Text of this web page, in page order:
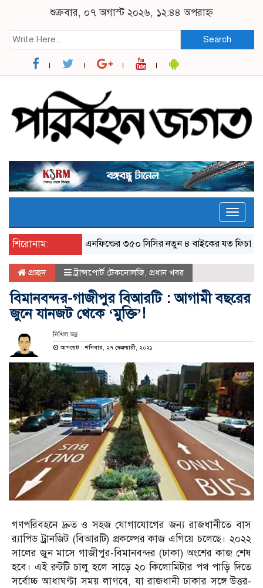
শুক্রবার, ০৭ অগাস্ট ২০২৬, ১২:৪৪ অপরাহ্ন
Search
Toggle
শিরোনাম:র‌য়্যাল এনফিল্ডের ৩৫০ সিসির নতুন ৪ বাইকের যত ফিচার
প্রচ্ছদ ট্রান্সপোর্ট টেকনোলজি, প্রধান খবর
বিমানবন্দর-গাজীপুর বিআরটি : আগামী বছরের
জুনে যানজট থেকে ‘মুক্তি’!
নিখিল ভদ্র
আপডেট : শনিবার, ২৭ ফেব্রুয়ারী, ২০২১
গণপরিবহনে দ্রুত ও সহজ যোগাযোগের জন্য রাজধানীতে বাস
র‌্যাপিড ট্রানজিট (বিআরটি) প্রকল্পের কাজ এগিয়ে চলেছে। ২০২২
সালের জুন মাসে গাজীপুর-বিমানবন্দর (ঢাকা) অংশের কাজ শেষ
হবে। এই রুটটি চালু হলে সাড়ে ২০ কিলোমিটার পথ পাড়ি দিতে
সর্বোচ্চ আধাঘণ্টা সময় লাগবে, যা রাজধানী ঢাকার সঙ্গে উত্তর-